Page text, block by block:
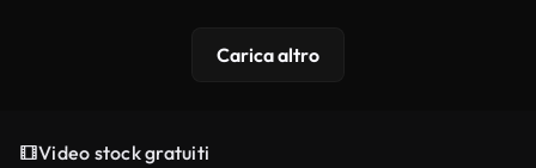
Carica altro
Video stock gratuiti